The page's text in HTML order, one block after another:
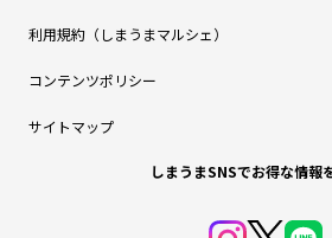
利用規約（しまうまマルシェ）
コンテンツポリシー
サイトマップ
しまうまSNSでお得な情報